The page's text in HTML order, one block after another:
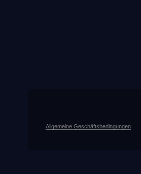
Allgemeine Geschäftsbedingungen